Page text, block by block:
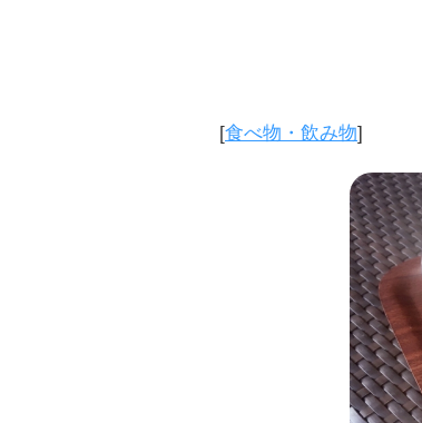
[食べ物・飲み物]